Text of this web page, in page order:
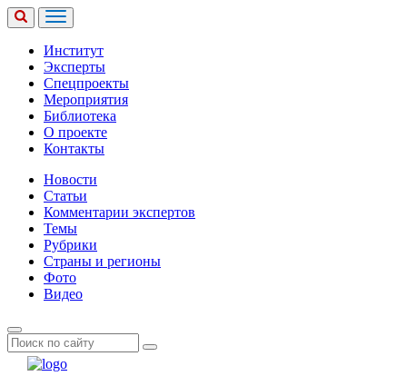
Институт
Эксперты
Спецпроекты
Мероприятия
Библиотека
О проекте
Контакты
Новости
Статьи
Комментарии экспертов
Темы
Рубрики
Страны и регионы
Фото
Видео